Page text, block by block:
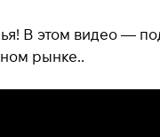
В этом видео —
рынке..